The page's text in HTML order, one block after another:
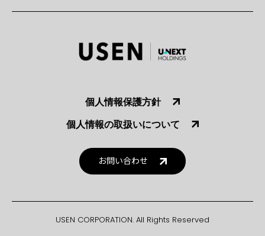
個人情報保護方針
個人情報の取扱いについて
お問い合わせ
USEN CORPORATION. All Rights Reserved